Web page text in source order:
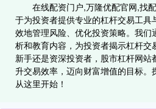
在线配资门户,万隆优配官网,找
于为投资者提供专业的杠杆交易工具
效地管理风险、优化投资策略。我
析和教育内容，为投资者揭示杠杆交
新手还是资深投资者，股市杠杆网
升交易效率，迈向财富增值的目标。
从这里开始！